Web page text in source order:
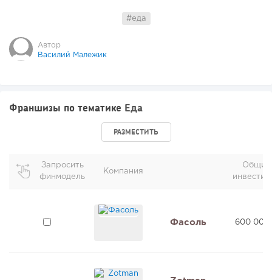
#еда
Автор
Василий Малежик
Франшизы по тематике Еда
РАЗМЕСТИТЬ
Запросить
финмодель
Компания
Общие
Фасоль 600 000